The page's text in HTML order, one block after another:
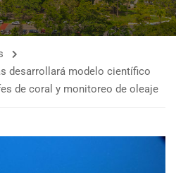
desarrollará modelo científico
de coral y monitoreo de oleaje